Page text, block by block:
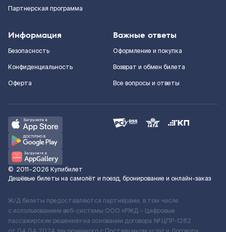
Партнерская программа
Информация
Безопасность
Конфиденциальность
Оферта
Важные ответы
Оформление и покупка
Возврат и обмен билета
Все вопросы и ответы
© 2011–2026 Купибилет
Дешёвые билеты на самолёт и поезд, бронирование и онлайн-заказ
Ж/Д билеты предоставляются партнёрами, в том числе
с использованием веб-системы ООО «РЖД – Цифровые
пассажирские решения» на основании договора № ЦПР-1282